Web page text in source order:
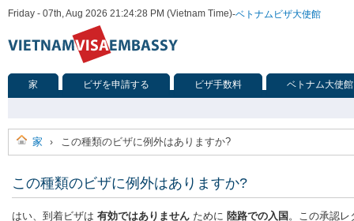
Friday - 07th, Aug 2026 21:24:28 PM (Vietnam Time)-ベトナムビザ大使館
家 ビザを申請する ビザ手数料 ベトナム大使館
家 › この種類のビザに例外はありますか?
この種類のビザに例外はありますか?
はい、到着ビザは 有効ではありません ために 陸路での入国 。この承認レ